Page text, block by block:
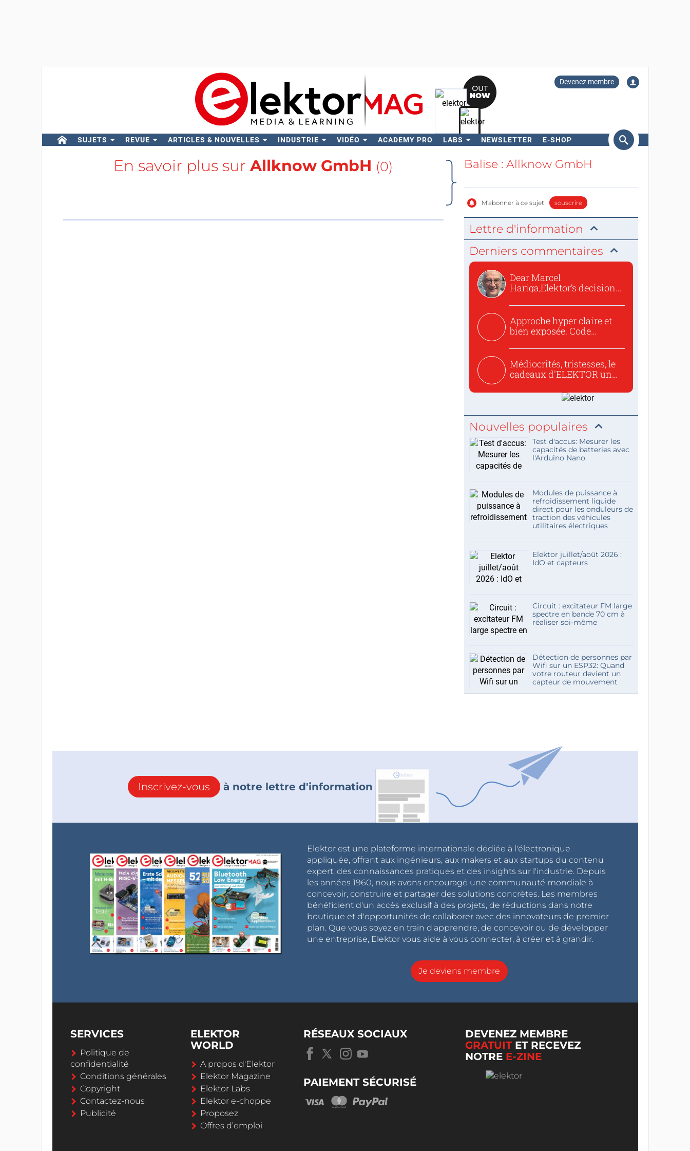
Devenez membre
SUJETS REVUE ARTICLES & NOUVELLES INDUSTRIE VIDÉO ACADEMY PRO LABS NEWSLETTER E-SHOP
Rechercher
En savoir plus sur Allknow GmbH (0) Balise : Allknow GmbH
M'abonner à ce sujet souscrire
Lettre d'information
Derniers commentaires
Dear Marcel
Hariga,Elektor’s decision
Approche hyper claire et
bien exposée. Code
Médiocrités, tristesses, le
cadeaux d'ELEKTOR un
Nouvelles populaires
Test d'accus: Mesurer les
capacités de batteries avec
l'Arduino Nano
Modules de puissance à
refroidissement liquide
direct pour les onduleurs de
traction des véhicules
utilitaires électriques
Elektor juillet/août 2026 :
IdO et capteurs
Circuit : excitateur FM large
spectre en bande 70 cm à
réaliser soi-même
Détection de personnes par
Wifi sur un ESP32: Quand
votre routeur devient un
capteur de mouvement
Inscrivez-vous à notre lettre d'information
Elektor est une plateforme internationale dédiée à l'électronique
appliquée, offrant aux ingénieurs, aux makers et aux startups du contenu
expert, des connaissances pratiques et des insights sur l'industrie. Depuis
les années 1960, nous avons encouragé une communauté mondiale à
concevoir, construire et partager des solutions concrètes. Les membres
bénéficient d'un accès exclusif à des projets, de réductions dans notre
boutique et d'opportunités de collaborer avec des innovateurs de premier
plan. Que vous soyez en train d'apprendre, de concevoir ou de développer
une entreprise, Elektor vous aide à vous connecter, à créer et à grandir.
Je deviens membre
SERVICES
Politique de
confidentialité
Conditions générales
Copyright
Contactez-nous
Publicité
ELEKTOR
WORLD
A propos d'Elektor
Elektor Magazine
Elektor Labs
Elektor e-choppe
Proposez
Offres d’emploi
RÉSEAUX SOCIAUX
PAIEMENT SÉCURISÉ
DEVENEZ MEMBRE
GRATUITET RECEVEZ
NOTRE E-ZINE